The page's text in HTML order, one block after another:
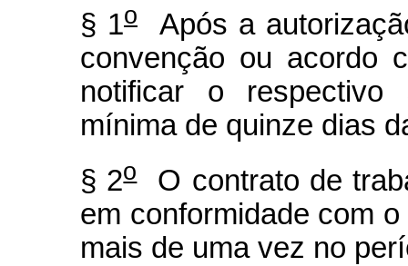
§ 1o
Após a
convenção ou acordo
notificar o respectivo
mínima de quinze dias
§ 2oO contrato de
em conformidade com
mais de uma vez no